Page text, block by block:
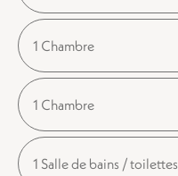
1 Chambre
1 Chambre
1 Salle de bains / toilettes